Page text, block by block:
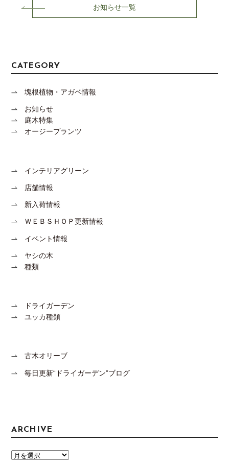
お知らせ一覧
CATEGORY
塊根植物・アガベ情報
お知らせ
庭木特集
オージープランツ
インテリアグリーン
店舗情報
新入荷情報
ＷＥＢＳＨＯＰ更新情報
イベント情報
ヤシの木
種類
ドライガーデン
ユッカ種類
古木オリーブ
毎日更新“ドライガーデン”ブログ
ARCHIVE